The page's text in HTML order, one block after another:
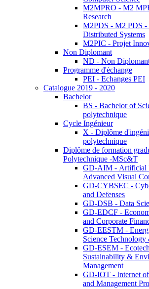
M2MPRO - M2
Research
M2PDS - M2 PDS -
Distributed Systems
M2PIC - Projet
Non Diplomant
ND - Non
Programme d'échange
PEI - Echanges PEI
Catalogue 2019 - 2020
Bachelor
BS - Bachelor of
polytechnique
Cycle Ingénieur
X - Diplôme
polytechnique
Diplôme de formation
Polytechnique -MSc&T
GD-AIM - Artificial
Advanced Visual
GD-CYBSEC -
and Defenses
GD-DSB - Data
GD-EDCF -
and Corporate
GD-EESTM -
Science
GD-ESEM -
Sustainability &
Management
GD-IOT - Internet
and Management